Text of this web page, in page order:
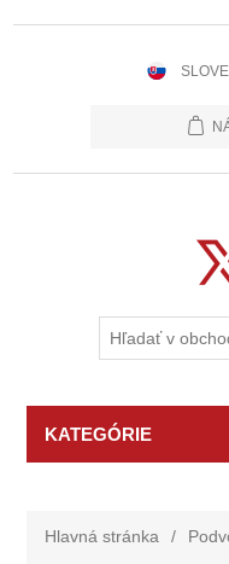
KATEGÓRIE
Hlavná stránka /